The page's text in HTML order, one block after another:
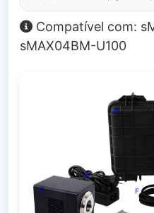
Compatível com:
sMAX04BM-U100